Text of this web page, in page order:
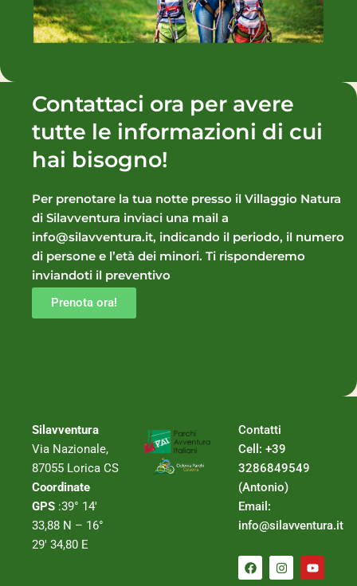
Contattaci ora per avere
tutte le informazioni di cui
hai bisogno!
Per prenotare la tua notte presso il Villaggio Natura
di Silavventura inviaci una mail a
info@silavventura.it, indicando il periodo, il numero
di persone e l’età dei minori. Ti risponderemo
inviandoti il preventivo
Prenota ora!
Silavventura
Via Nazionale,
87055 Lorica CS
Coordinate
GPS :39° 14′
33,88 N – 16°
29′ 34,80 E
Contatti
Cell: +39
3286849549
(Antonio)
Email:
info@silavventura.it
F
a
I
n
Y
o